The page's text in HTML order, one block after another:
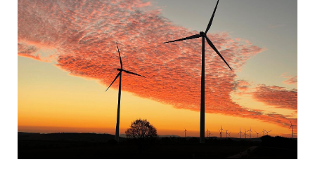
White Claw
Top Spirit
Personalshop
Eccovia